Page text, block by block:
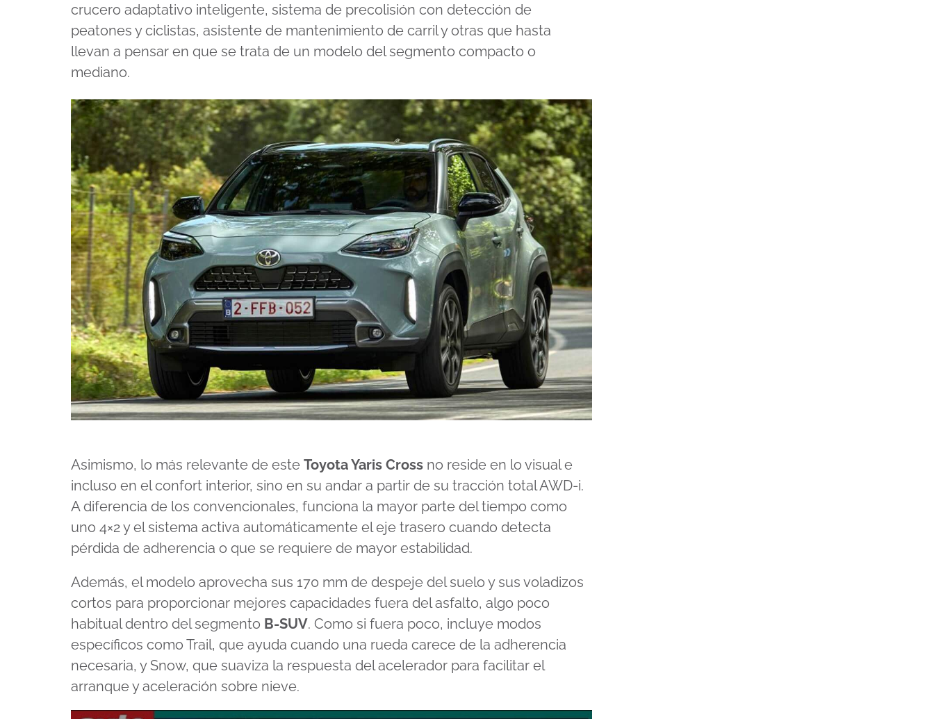
crucero adaptativo inteligente, sistema de precolisión con detección de
peatones y ciclistas, asistente de mantenimiento de carril y otras que hasta
llevan a pensar en que se trata de un modelo del segmento compacto o
mediano.
Asimismo, lo más relevante de este Toyota Yaris Cross no reside en lo visual e
incluso en el confort interior, sino en su andar a partir de su tracción total AWD-i.
A diferencia de los convencionales, funciona la mayor parte del tiempo como
uno 4×2 y el sistema activa automáticamente el eje trasero cuando detecta
pérdida de adherencia o que se requiere de mayor estabilidad.
Además, el modelo aprovecha sus 170 mm de despeje del suelo y sus voladizos
cortos para proporcionar mejores capacidades fuera del asfalto, algo poco
habitual dentro del segmento B-SUV. Como si fuera poco, incluye modos
específicos como Trail, que ayuda cuando una rueda carece de la adherencia
necesaria, y Snow, que suaviza la respuesta del acelerador para facilitar el
arranque y aceleración sobre nieve.